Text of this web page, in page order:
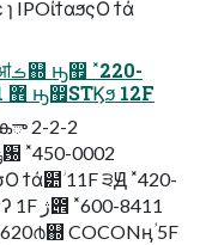
0004 ਆಸ઒ݝԣ඿ࢢ੢۠๺޾ 1-11-15 ԣ඿STϏϧ 12F